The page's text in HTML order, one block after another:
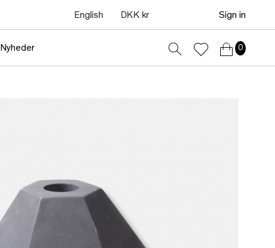
English DKK kr Sign in
Nyheder 0